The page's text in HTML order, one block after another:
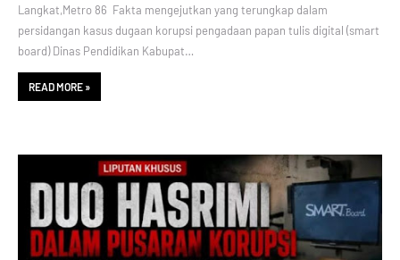
‎Langkat,Metro 86 Fakta mengejutkan yang terungkap dalam
persidangan kasus dugaan korupsi pengadaan papan tulis digital (smart
board) Dinas Pendidikan Kabupat…
READ MORE »